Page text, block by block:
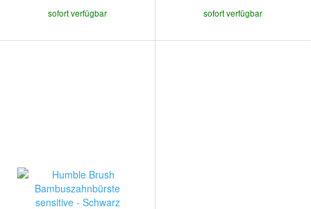
sofort verfügbar sofort verfügbar